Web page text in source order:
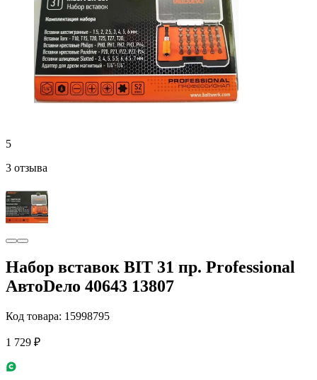
5
3 отзыва
Набор вставок BIT 31 пр. Professional
АвтоDело 40643 13807
Код товара: 15998795
1 729 ₽